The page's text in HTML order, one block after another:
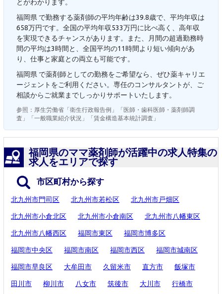
とがわかります。
福岡県 で勤務する薬剤師の平均年齢は39.8歳で、平均年収は
658万円です。全国の平均年収533万円に比べ高く、高年収
を実現できるチャンスがあります。また、月間の超過勤務時
間の平均は3時間と、全国平均の11時間より短い傾向があ
り、仕事と家庭との両立も可能です。
福岡県 で薬剤師としての勤務をご希望なら、ぜひ薬キャリエ
ージェントをご利用ください。専任のコンサルタントが、ご
相談からご就業までしっかりサポートいたします。
参照：厚生労働省「衛生行政報告例」「医師・歯科医師・薬剤師調
査」「一般職業紹介状況」「賃金構造基本統計調査」
福岡県のママ薬剤師が活躍中の求人特集の
求人をエリアで探す
市区町村から探す
北九州市門司区 北九州市若松区 北九州市戸畑区
北九州市小倉北区 北九州市小倉南区 北九州市八幡東区
北九州市八幡西区 福岡市東区 福岡市博多区
福岡市中央区 福岡市南区 福岡市西区 福岡市城南区
福岡市早良区 大牟田市 久留米市 直方市 飯塚市
田川市 柳川市 八女市 筑後市 大川市 行橋市